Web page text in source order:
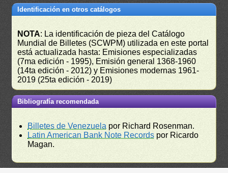
Identificación en otros catálogos
NOTA: La identificación de pieza del Catálogo
Mundial de Billetes (SCWPM) utilizada en este portal
está actualizada hasta: Emisiones especializadas
(7ma edición - 1995), Emisión general 1368-1960
(14ta edición - 2012) y Emisiones modernas 1961-
2019 (25ta edición - 2019)
Bibliografía recomendada
Billetes de Venezuela por Richard Rosenman.
Latin American Bank Note Records por Ricardo
Magan.